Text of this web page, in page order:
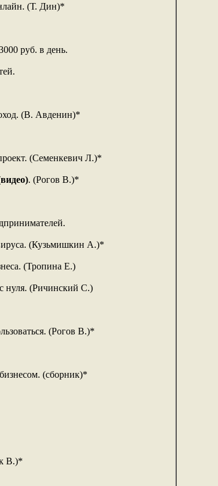
(Т. Дин)*
руб. в день.
(В. Авденин)*
(Семенкевич Л.)*
. (Рогов В.)*
(Кузьмишкин А.)*
(Тропина Е.)
нуля. (Ричинский С.)
(Рогов В.)*
(сборник)*
В.)*